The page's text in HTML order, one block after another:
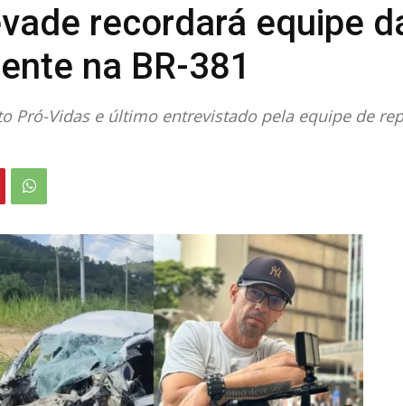
recordará equipe
na BR-381
Pró-Vidas e último entrevistado pela equipe de